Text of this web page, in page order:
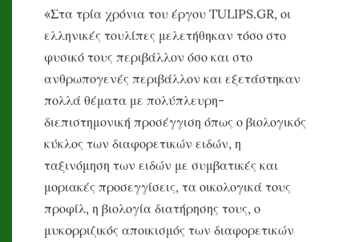
«Στα τρία χρόνια του έργουTULIPS.GR, οι
ελληνικές τουλίπες μελετήθηκαν τόσο στο
φυσικό τους περιβάλλον όσο και στο
ανθρωπογενές περιβάλλον και εξετάστηκαν
πολλά θέματα με πολύπλευρη-
διεπιστημονική προσέγγιση όπως ο βιολογικός
κύκλος των διαφορετικών ειδών, η
ταξινόμηση των ειδών με συμβατικές και
μοριακές προσεγγίσεις, τα οικολογικά τους
προφίλ, η βιολογία διατήρησης τους, ο
μυκoρριζικός αποικισμός των διαφορετικών